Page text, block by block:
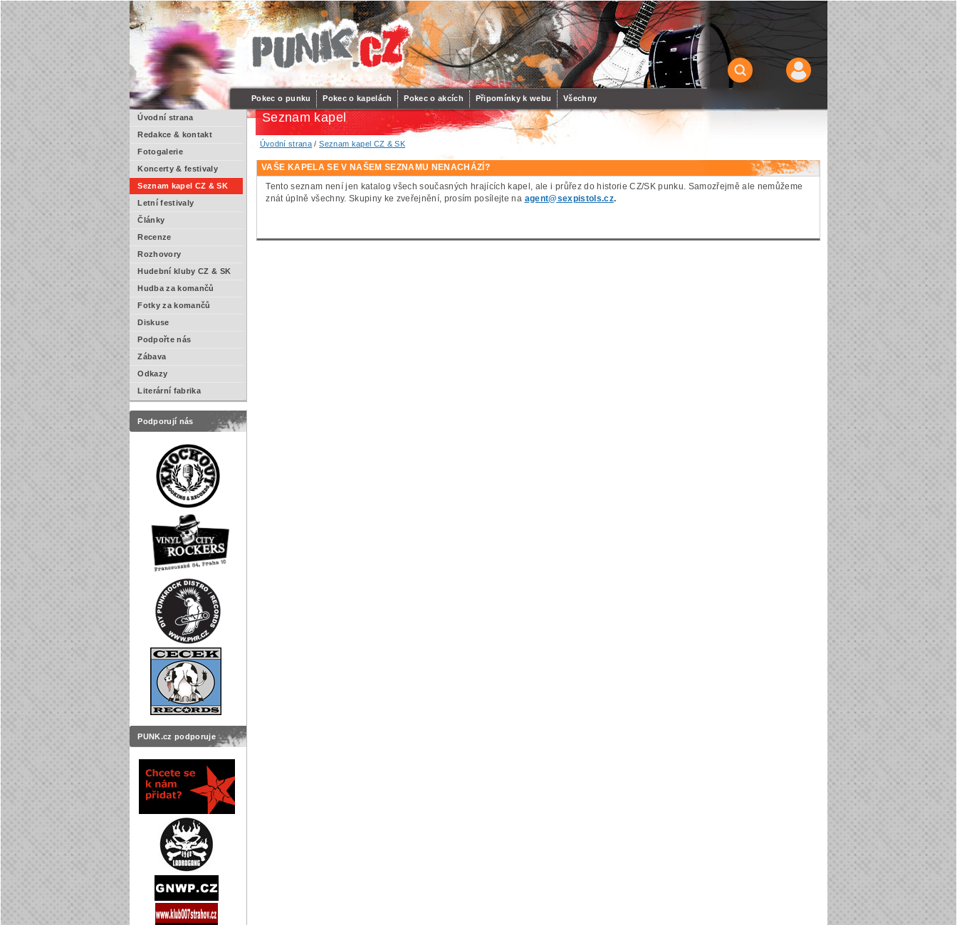
Pokec o punku Pokec o kapelách Pokec o akcích Připomínky k webu Všechny
Úvodní strana
Redakce & kontakt
Fotogalerie
Koncerty & festivaly
Seznam kapel CZ & SK
Letní festivaly
Články
Recenze
Rozhovory
Hudební kluby CZ & SK
Hudba za komančů
Fotky za komančů
Diskuse
Podpořte nás
Zábava
Odkazy
Literární fabrika
Podporují nás
PUNK.cz podporuje
Seznam kapel
Úvodní strana /Seznam kapel CZ & SK
VAŠE KAPELA SE V NAŠEM SEZNAMU NENACHÁZÍ?
Tento seznam není jen katalog všech současných hrajících kapel, ale i průřez do historie CZ/SK punku. Samozřejmě ale nemůžeme
znát úplně všechny. Skupiny ke zveřejnění, prosím posílejte na agent@sexpistols.cz.